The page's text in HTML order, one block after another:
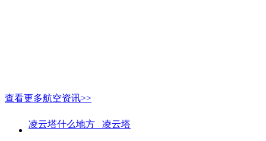
查看更多航空资讯>>
凌云塔什么地方_ 凌云塔